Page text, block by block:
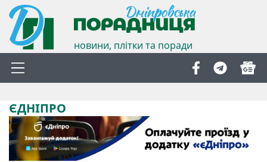
новини, плітки та поради
ЄДНІПРО